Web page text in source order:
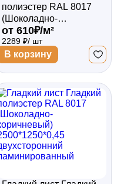
полиэстер RAL 8017
(Шоколадно-
коричневый)
3000*1250*0,5
двухсторонний
ламинированный
от 610₽/м²
2289 ₽/ шт
В корзину